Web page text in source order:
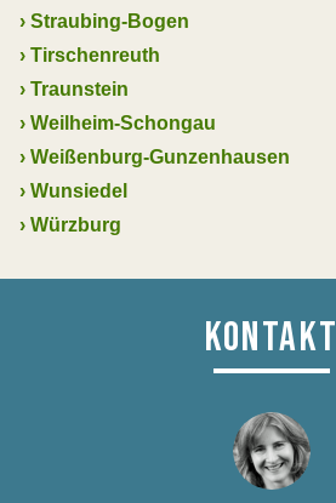
› Straubing-Bogen
› Tirschenreuth
› Traunstein
› Weilheim-Schongau
› Weißenburg-Gunzenhausen
› Wunsiedel
› Würzburg
KONTAKT